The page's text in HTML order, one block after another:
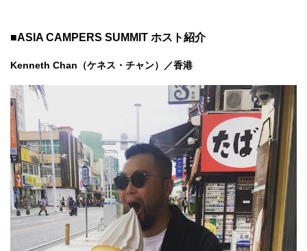
■ASIA CAMPERS SUMMIT ホスト紹介
Kenneth Chan（ケネス・チャン）／香港